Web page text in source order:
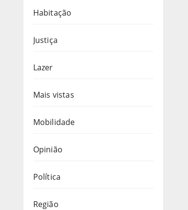
Habitação
Justiça
Lazer
Mais vistas
Mobilidade
Opinião
Política
Região